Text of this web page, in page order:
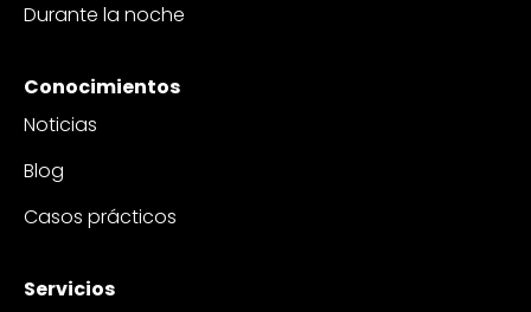
Durante la noche
Conocimientos
Noticias
Blog
Casos prácticos
Servicios